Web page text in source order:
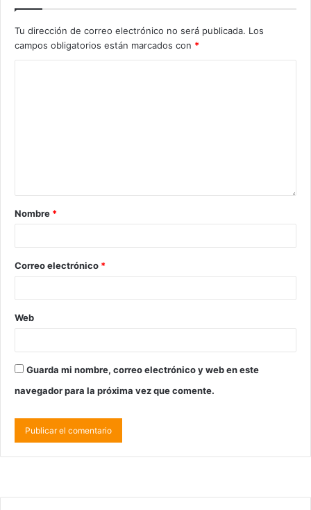
Tu dirección de correo electrónico no será publicada. Los
campos obligatorios están marcados con *
Nombre *
Correo electrónico *
Web
Guarda mi nombre, correo electrónico y web en este
navegador para la próxima vez que comente.